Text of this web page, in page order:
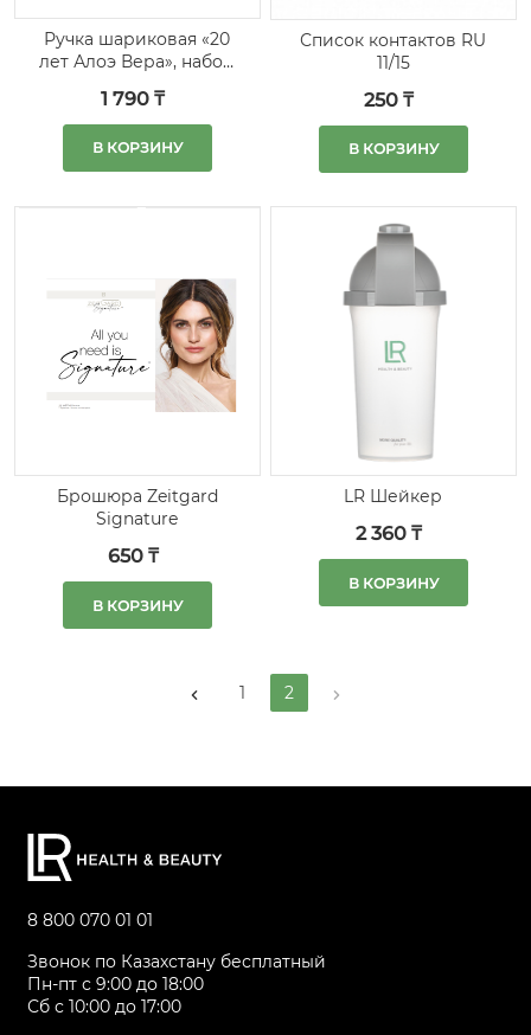
Ручка шариковая «20
лет Алоэ Вера», набор
1 790 ₸
В КОРЗИНУ
Список контактов RU
11/15
250 ₸
В КОРЗИНУ
Брошюра Zeitgard
Signature
650 ₸
В КОРЗИНУ
LR Шейкер
2 360 ₸
В КОРЗИНУ
1 2
8 800 070 01 01
Звонок по Казахстану бесплатный
Пн-пт с 9:00 до 18:00
Сб с 10:00 до 17:00